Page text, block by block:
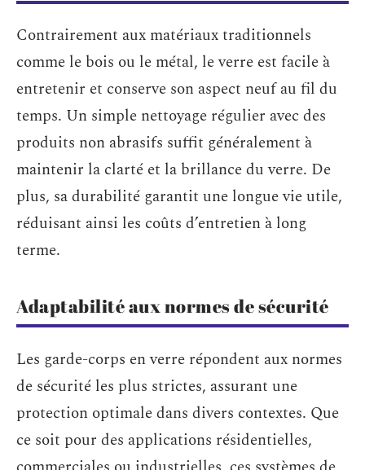
Contrairement aux matériaux traditionnels
comme le bois ou le métal, le verre est facile à
entretenir et conserve son aspect neuf au fil du
temps. Un simple nettoyage régulier avec des
produits non abrasifs suffit généralement à
maintenir la clarté et la brillance du verre. De
plus, sa durabilité garantit une longue vie utile,
réduisant ainsi les coûts d’entretien à long
terme.
Adaptabilité aux normes de sécurité
Les garde-corps en verre répondent aux normes
de sécurité les plus strictes, assurant une
protection optimale dans divers contextes. Que
ce soit pour des applications résidentielles,